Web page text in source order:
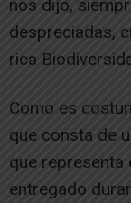
nos dijo,
despreciadas,
rica
Como es
que consta de
que representa
entregado